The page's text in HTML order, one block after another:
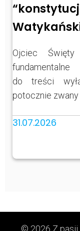
Ojciec
do treści
potocznie zwany
31.07.2026
© 2026 Z pasji